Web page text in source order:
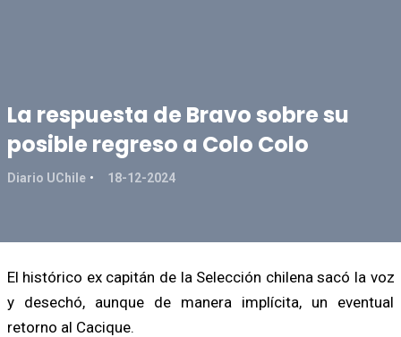
La respuesta de Bravo sobre su
posible regreso a Colo Colo
Diario UChile 18-12-2024
El histórico ex capitán de la Selección chilena sacó la voz
y desechó, aunque de manera implícita, un eventual
retorno al Cacique.